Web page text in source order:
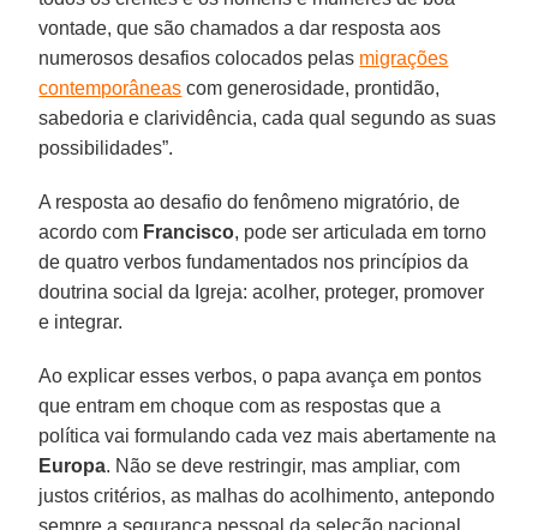
vontade, que são chamados a dar resposta aos
numerosos desafios colocados pelas migrações
contemporâneas com generosidade, prontidão,
sabedoria e clarividência, cada qual segundo as suas
possibilidades”.
A resposta ao desafio do fenômeno migratório, de
acordo com Francisco, pode ser articulada em torno
de quatro verbos fundamentados nos princípios da
doutrina social da Igreja: acolher, proteger, promover
e integrar.
Ao explicar esses verbos, o papa avança em pontos
que entram em choque com as respostas que a
política vai formulando cada vez mais abertamente na
Europa. Não se deve restringir, mas ampliar, com
justos critérios, as malhas do acolhimento, antepondo
sempre a segurança pessoal da seleção nacional.